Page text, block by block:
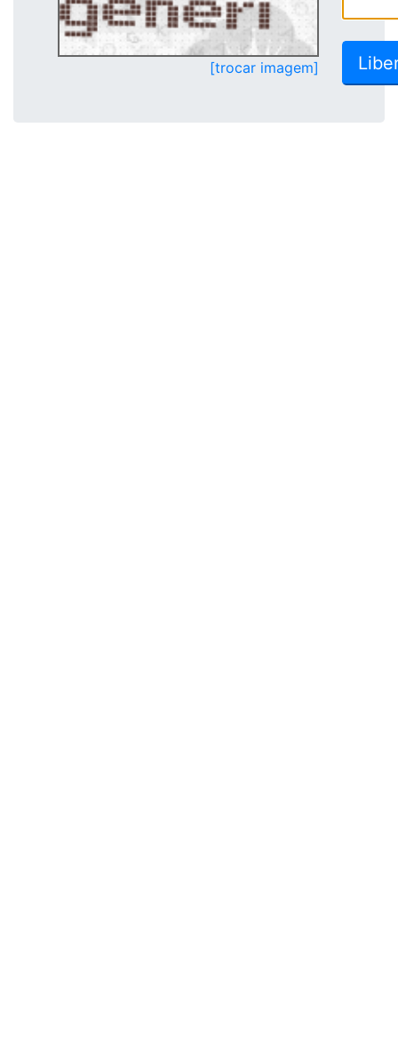
[trocar imagem]